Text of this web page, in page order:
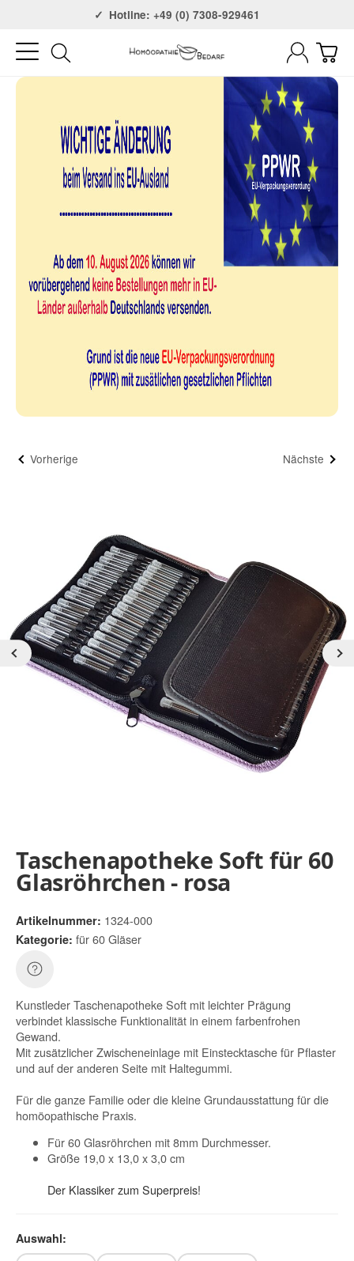
Versandkostenfrei ab 75€Hotline: +49 (0) 7308-929461
Vorherige Nächste
Taschenapotheke Soft für 60
Glasröhrchen - rosa
Artikelnummer: 1324-000
Kategorie: für 60 Gläser
Kunstleder Taschenapotheke Soft mit leichter Prägung
verbindet klassische Funktionalität in einem farbenfrohen
Gewand.
Mit zusätzlicher Zwischeneinlage mit Einstecktasche für Pflaster
und auf der anderen Seite mit Haltegummi.
Für die ganze Familie oder die kleine Grundausstattung für die
homöopathische Praxis.
Für 60 Glasröhrchen mit 8mm Durchmesser.
Größe 19,0 x 13,0 x 3,0 cm
Der Klassiker zum Superpreis!
Auswahl: